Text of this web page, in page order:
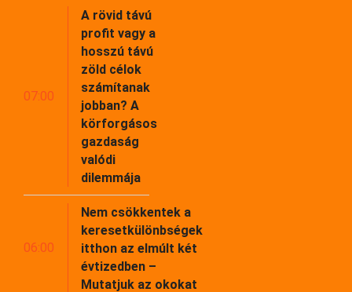
07:00
A rövid távú
profit vagy a
hosszú távú
zöld célok
számítanak
jobban? A
körforgásos
gazdaság
valódi
dilemmája
06:00
Nem csökkentek a
keresetkülönbségek
itthon az elmúlt két
évtizedben –
Mutatjuk az okokat